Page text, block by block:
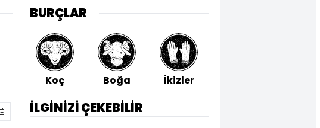
BURÇLAR
Koç Boğa İkizler
İLGİNİZİ ÇEKEBİLİR